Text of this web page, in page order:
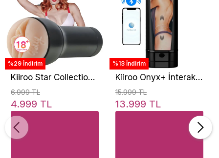
%29 İndirim
Kiiroo Star Collection
Strokers Feel Molly
Stewart Masturbator
6.999 TL
4.999 TL
%13 İndirim
Kiiroo Onyx+ İnteraktif
Penis Masturbator
Jessica Drake
15.999 TL
13.999 TL